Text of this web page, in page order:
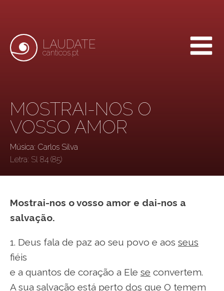
LAUDATE
canticos.pt
MOSTRAI-NOS O
VOSSO AMOR
Música: Carlos Silva
Letra: Sl 84 (85)
Mostrai-nos o vosso amor e dai-nos a
salvação.
1. Deus fala de paz ao seu povo e aos seus
fiéis
e a quantos de coração a Ele se convertem.
A sua salvação está perto dos que O temem